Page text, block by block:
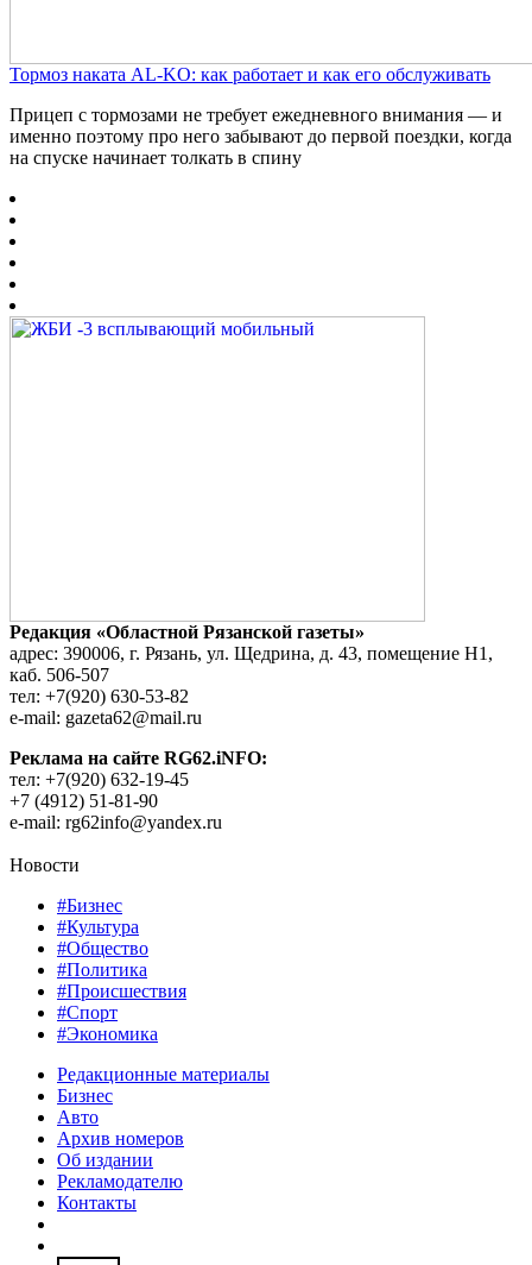
Тормоз наката AL-KO: как работает и как его обслуживать
Прицеп с тормозами не требует ежедневного внимания — и
именно поэтому про него забывают до первой поездки, когда
на спуске начинает толкать в спину
Редакция «Областной Рязанской газеты»
адрес: 390006, г. Рязань, ул. Щедрина, д. 43, помещение Н1,
каб. 506-507
тел: +7(920) 630-53-82
e-mail: gazeta62@mail.ru
Реклама на сайте RG62.iNFO:
тел: +7(920) 632-19-45
+7 (4912) 51-81-90
e-mail: rg62info@yandex.ru
Новости
#Бизнес
#Культура
#Общество
#Политика
#Происшествия
#Спорт
#Экономика
Редакционные материалы
Бизнес
Авто
Архив номеров
Об издании
Рекламодателю
Контакты